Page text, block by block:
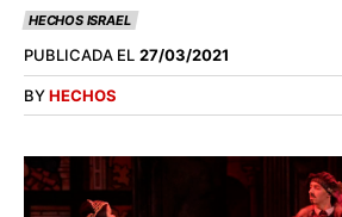
HECHOS ISRAEL
PUBLICADA EL 27/03/2021
BYHECHOS